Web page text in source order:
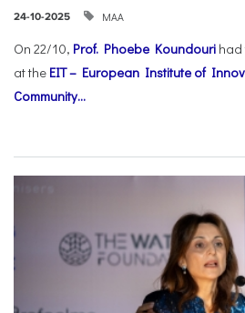
24-10-2025 ΜΑΑ
On 22/10, Prof. Phoebe Koundouri had
at the EIT – European Institute of
Community...